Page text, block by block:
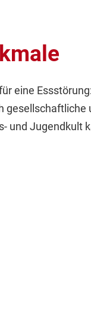
eine
und Jugendkult